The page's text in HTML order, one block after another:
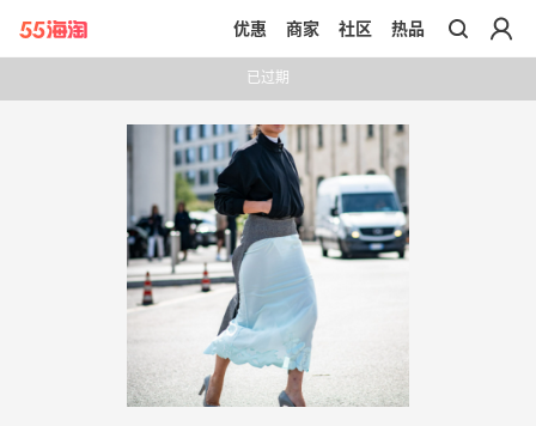
带你去官网买正品
优惠 商家 社区 热品
已过期